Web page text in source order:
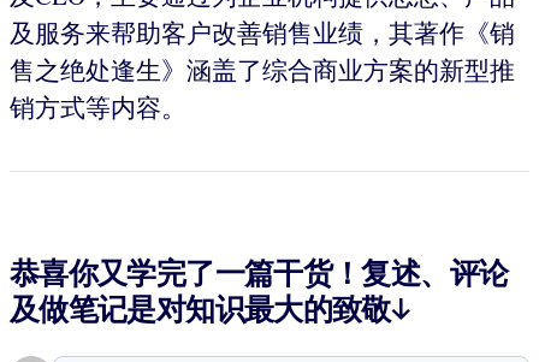
及服务来帮助客户改善销售业绩，其著作《销
售之绝处逢生》涵盖了综合商业方案的新型推
销方式等内容。
恭喜你又学完了一篇干货！复述、评论
及做笔记是对知识最大的致敬↓